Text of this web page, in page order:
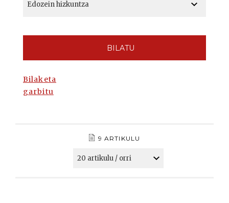
BILATU
Bilaketa
garbitu
9 ARTIKULU